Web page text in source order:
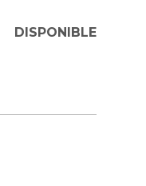
DISPONIBLE